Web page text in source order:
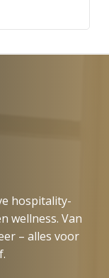
hospitality-
wellness. Van
– alles voor